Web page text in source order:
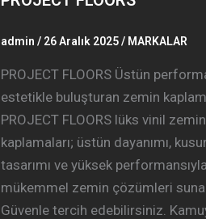
admin/ 26 Aralık 2025/ MARKALAR
PROJECT FLOORS Üstün
estetikle buluşturan zemin
PROJECT FLOORS lüks vinil zemin
kaplamaları; üstün dayanımı,
tasarımı ve yüksek performansıyla
mükemmel zemin çözümleri
Güvenle tercih edebilirsiniz.